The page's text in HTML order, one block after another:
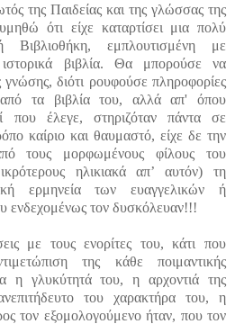
της Παιδείας και της γλώσσας της
ότι είχε καταρτίσει μια πολύ
Βιβλιοθήκη, εμπλουτισμένη με
ιστορικά βιβλία. Θα μπορούσε να
γνώσης, διότι ρουφούσε πληροφορίες
από τα βιβλία του, αλλά απ' όπου
που έλεγε, στηριζόταν πάντα σε
καίριο και θαυμαστό, είχε δε την
τους μορφωμένους φίλους του
ηλικιακά απ’ αυτόν) τη
ερμηνεία των ευαγγελικών ή
ενδεχομένως τον δυσκόλευαν!!!
με τους ενορίτες του, κάτι που
της κάθε ποιμαντικής
η γλυκύτητά του, η αρχοντιά της
του χαρακτήρα του, η
τον εξομολογούμενο ήταν, που τον